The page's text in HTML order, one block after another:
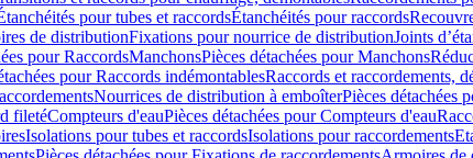
pour tubes et raccordsÉtanchéités pour raccords
de distributionFixations pour nourrice de distributionJoints
pour RaccordsManchonsPièces détachées pour Manchons
pour Raccords indémontablesRaccords et raccordements,
Nourrices de distribution à emboîterPièces détachées
filetéCompteurs d'eauPièces détachées pour Compteurs d'eau
Isolations pour tubes et raccordsIsolations pour raccordements